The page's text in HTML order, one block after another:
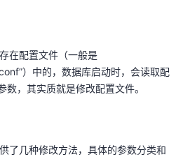
在配置文件（一般是
）中的，数据库启动时，会读取配
，其实质就是修改配置文件。
了几种修改方法，具体的参数分类和